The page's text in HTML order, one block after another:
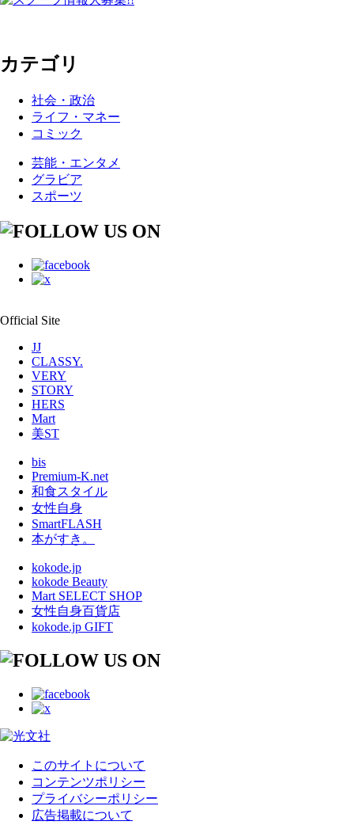
カテゴリ
社会・政治
ライフ・マネー
コミック
芸能・エンタメ
グラビア
スポーツ
Official Site
JJ
CLASSY.
VERY
STORY
HERS
Mart
美ST
bis
Premium-K.net
和食スタイル
女性自身
SmartFLASH
本がすき。
kokode.jp
kokode Beauty
Mart SELECT SHOP
女性自身百貨店
kokode.jp GIFT
このサイトについて
コンテンツポリシー
プライバシーポリシー
広告掲載について